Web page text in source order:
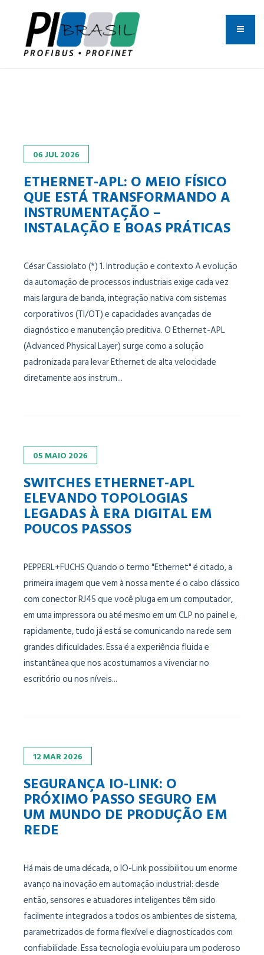
06 JUL2026
ETHERNET-APL: O MEIO FÍSICO
QUE ESTÁ TRANSFORMANDO A
INSTRUMENTAÇÃO –
INSTALAÇÃO E BOAS PRÁTICAS
César Cassiolato (*) 1. Introdução e contexto A evolução
da automação de processos industriais exige cada vez
mais largura de banda, integração nativa com sistemas
corporativos (TI/OT) e capacidades avançadas de
diagnóstico e manutenção preditiva. O Ethernet-APL
(Advanced Physical Layer) surge como a solução
padronizada para levar Ethernet de alta velocidade
diretamente aos instrum...
05MAIO 2026
SWITCHES ETHERNET-APL
ELEVANDO TOPOLOGIAS
LEGADAS À ERA DIGITAL EM
POUCOS PASSOS
PEPPERL+FUCHS Quando o termo "Ethernet" é citado, a
primeira imagem que vem à nossa mente é o cabo clássico
com conector RJ45 que você pluga em um computador,
em uma impressora ou até mesmo em um CLP no painel e,
rapidamente, tudo já está se comunicando na rede sem
grandes dificuldades. Essa é a experiência fluida e
instantânea que nos acostumamos a vivenciar no
escritório ou nos níveis...
12MAR2026
SEGURANÇA IO-LINK: O
PRÓXIMO PASSO SEGURO EM
UM MUNDO DE PRODUÇÃO EM
REDE
Há mais de uma década, o IO-Link possibilitou um enorme
avanço na inovação em automação industrial: desde
então, sensores e atuadores inteligentes têm sido
facilmente integrados a todos os ambientes de sistema,
parametrizados de forma flexível e diagnosticados com
confiabilidade. Essa tecnologia evoluiu para um poderoso